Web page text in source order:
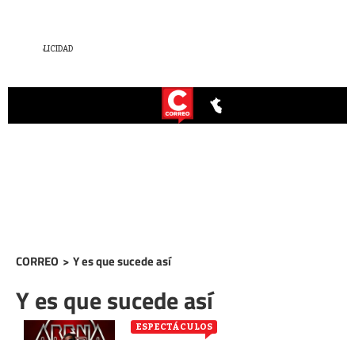
CORREO > Y es que sucede así
Y es que sucede así
ESPECTÁCULOS